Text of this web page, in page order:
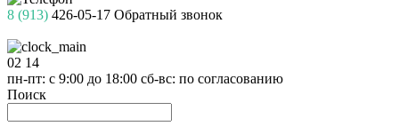
8 (913) 426-05-17 Обратный звонок
02 14
пн-пт: с 9:00 до 18:00 сб-вс: по согласованию
Поиск